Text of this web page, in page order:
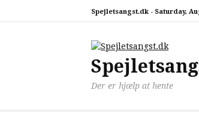
Spejletsangst.dk - Saturday,
Der er hjælp at hente